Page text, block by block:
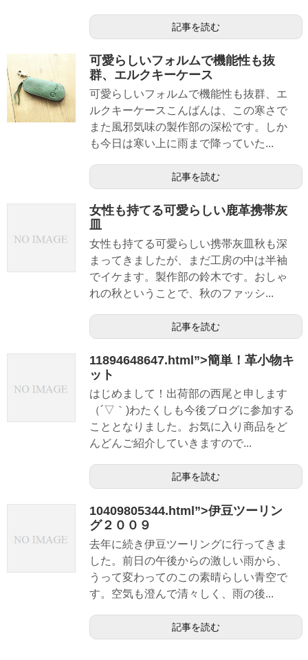
記事を読む
可愛らしいフォルムで機能性も抜
群、エルクキーケース
可愛らしいフォルムで機能性も抜群、エ
ルクキーケースこんばんは、この寒さで
また風邪気味の製作部の深松です。しか
も今日は寒い上に雨まで降っていた...
記事を読む
女性も持てる可愛らしい鹿革携帯灰
皿
女性も持てる可愛らしい携帯灰皿秋も深
まってきましたが、まだ工房の中は半袖
でイケます。製作部の鈴木です。おしゃ
れの秋ということで、秋のファッシ...
記事を読む
11894648647.html”>簡単！革小物キ
ット
はじめまして！出荷部の西尾と申します
（´▽｀)わたくしも今後ブログに参加する
こととなりました。お気に入り商品をど
んどんご紹介していきますので...
記事を読む
10409805344.html”>伊豆ツーリン
グ２００９
去年に続き伊豆ツーリングに行ってきま
した。前日の午後からの激しい雨から、
うって変わってのこの素晴らしい青空で
す。空気も澄んで清々しく、雨の後...
記事を読む